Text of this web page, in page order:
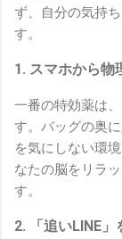
ず、自分の気持
す。
1. スマホから物
一番の特効薬は
す。バッグの奥
を気にしない環
なたの脳をリラ
す。
2. 「追いLINE」